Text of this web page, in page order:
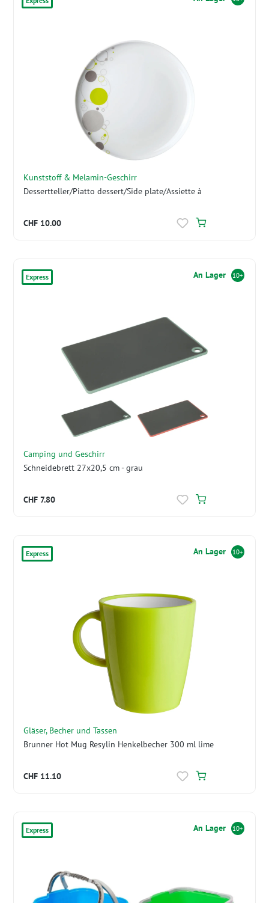
Kunststoff & Melamin-Geschirr
Dessertteller/Piatto dessert/Side plate/Assiette à
CHF 10.00
Express An Lager 10+
Camping und Geschirr
Schneidebrett 27x20,5 cm - grau
CHF 7.80
Express An Lager 10+
Gläser, Becher und Tassen
Brunner Hot Mug Resylin Henkelbecher 300 ml lime
CHF 11.10
Express An Lager 10+